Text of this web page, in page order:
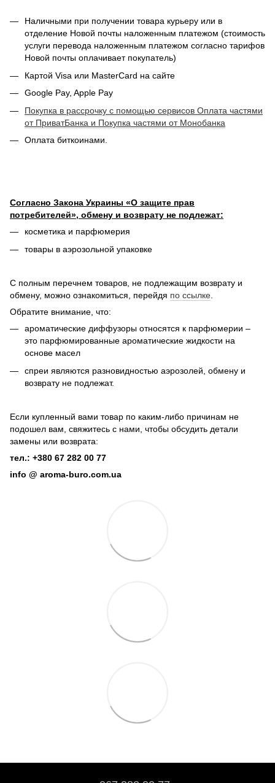
Наличными при получении товара курьеру или в
отделение Новой почты наложенным платежом (стоимость
услуги перевода наложенным платежом согласно тарифов
Новой почты оплачивает покупатель)
Картой Visa или MasterCard на сайте
Google Pay, Apple Pay
Покупка в рассрочку с помощью сервисов Оплата частями
от ПриватБанка и Покупка частями от Монобанка
Оплата биткоинами.
Согласно Закона Украины «О защите прав
потребителей», обмену и возврату не подлежат:
косметика и парфюмерия
товары в аэрозольной упаковке
С полным перечнем товаров, не подлежащим возврату и
обмену, можно ознакомиться, перейдя по ссылке
Обратите внимание, что:
ароматические диффузоры относятся к парфюмерии –
это парфюмированные ароматические жидкости на
основе масел
спреи являются разновидностью аэрозолей, обмену и
возврату не подлежат.
Если купленный вами товар по каким-либо причинам не
подошел вам, свяжитесь с нами, чтобы обсудить детали
замены или возврата:
тел.: +380 67 282 00 77
info @ aroma-buro.com.ua